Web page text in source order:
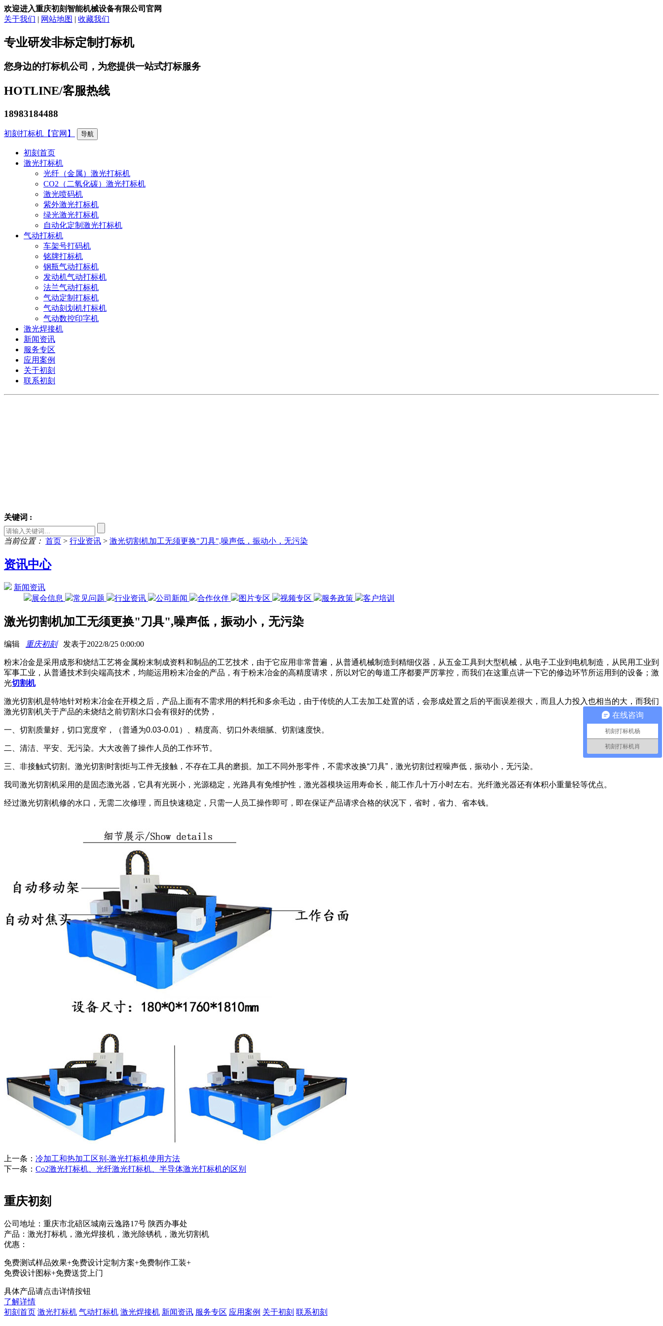
欢迎进入重庆初刻智能机械设备有限公司官网
关于我们 | 网站地图 | 收藏我们
专业研发非标定制打标机
您身边的打标机公司，为您提供一站式打标服务
HOTLINE/客服热线
18983184488
初刻打标机【官网】 导航
初刻首页
激光打标机
光纤（金属）激光打标机
CO2（二氧化碳）激光打标机
激光喷码机
紫外激光打标机
绿光激光打标机
自动化定制激光打标机
气动打标机
车架号打码机
铭牌打标机
钢瓶气动打标机
发动机气动打标机
法兰气动打标机
气动定制打标机
气动刻划机打标机
气动数控印字机
激光焊接机
新闻资讯
服务专区
应用案例
关于初刻
联系初刻
关键词 :
当前位置： 首页 > 行业资讯 > 激光切割机加工无须更换"刀具",噪声低，振动小，无污染
资讯中心
新闻资讯
展会信息
常见问题 行业资讯 公司新闻 合作伙伴 图片专区 视频专区 服务政策 客户培训
激光切割机加工无须更换"刀具",噪声低，振动小，无污染
编辑 重庆初刻发表于2022/8/25 0:00:00
粉末冶金是采用成形和烧结工艺将金属粉末制成资料和制品的工艺技术，由于它应用非常普遍，从普通机械制造到精细仪器，从五金工具到大型机械，从电子工业到电机制造，从民用工业到
军事工业，从普通技术到尖端高技术，均能运用粉末冶金的产品，有于粉末冶金的高精度请求，所以对它的每道工序都要严厉掌控，而我们在这重点讲一下它的修边环节所运用到的设备；激
光切割机
激光切割机是特地针对粉末冶金在开模之后，产品上面有不需求用的料托和多余毛边，由于传统的人工去加工处置的话，会形成处置之后的平面误差很大，而且人力投入也相当的大，而我们
激光切割机关于产品的未烧结之前切割水口会有很好的优势，
一、切割质量好，切口宽度窄，（普通为0.03-0.01）、精度高、切口外表细腻、切割速度快。
二、清洁、平安、无污染。大大改善了操作人员的工作环节。
三、非接触式切割。激光切割时割炬与工件无接触，不存在工具的磨损。加工不同外形零件，不需求改换“刀具”，激光切割过程噪声低，振动小，无污染。
我司激光切割机采用的是固态激光器，它具有光斑小，光源稳定，光路具有免维护性，激光器模块运用寿命长，能工作几十万小时左右。光纤激光器还有体积小重量轻等优点。
经过激光切割机修的水口，无需二次修理，而且快速稳定，只需一人员工操作即可，即在保证产品请求合格的状况下，省时，省力、省本钱。
上一条： 冷加工和热加工区别-激光打标机使用方法
下一条： Co2激光打标机、光纤激光打标机、半导体激光打标机的区别
重庆初刻
公司地址：重庆市北碚区城南云逸路17号 陕西办事处
产品：激光打标机，激光焊接机，激光除锈机，激光切割机
优惠：
免费测试样品效果+免费设计定制方案+免费制作工装+
免费设计图标+免费送货上门
具体产品请点击详情按钮
了解详情
初刻首页 激光打标机 气动打标机 激光焊接机 新闻资讯 服务专区 应用案例 关于初刻 联系初刻
在线咨询
初刻打标机杨
初刻打标机肖